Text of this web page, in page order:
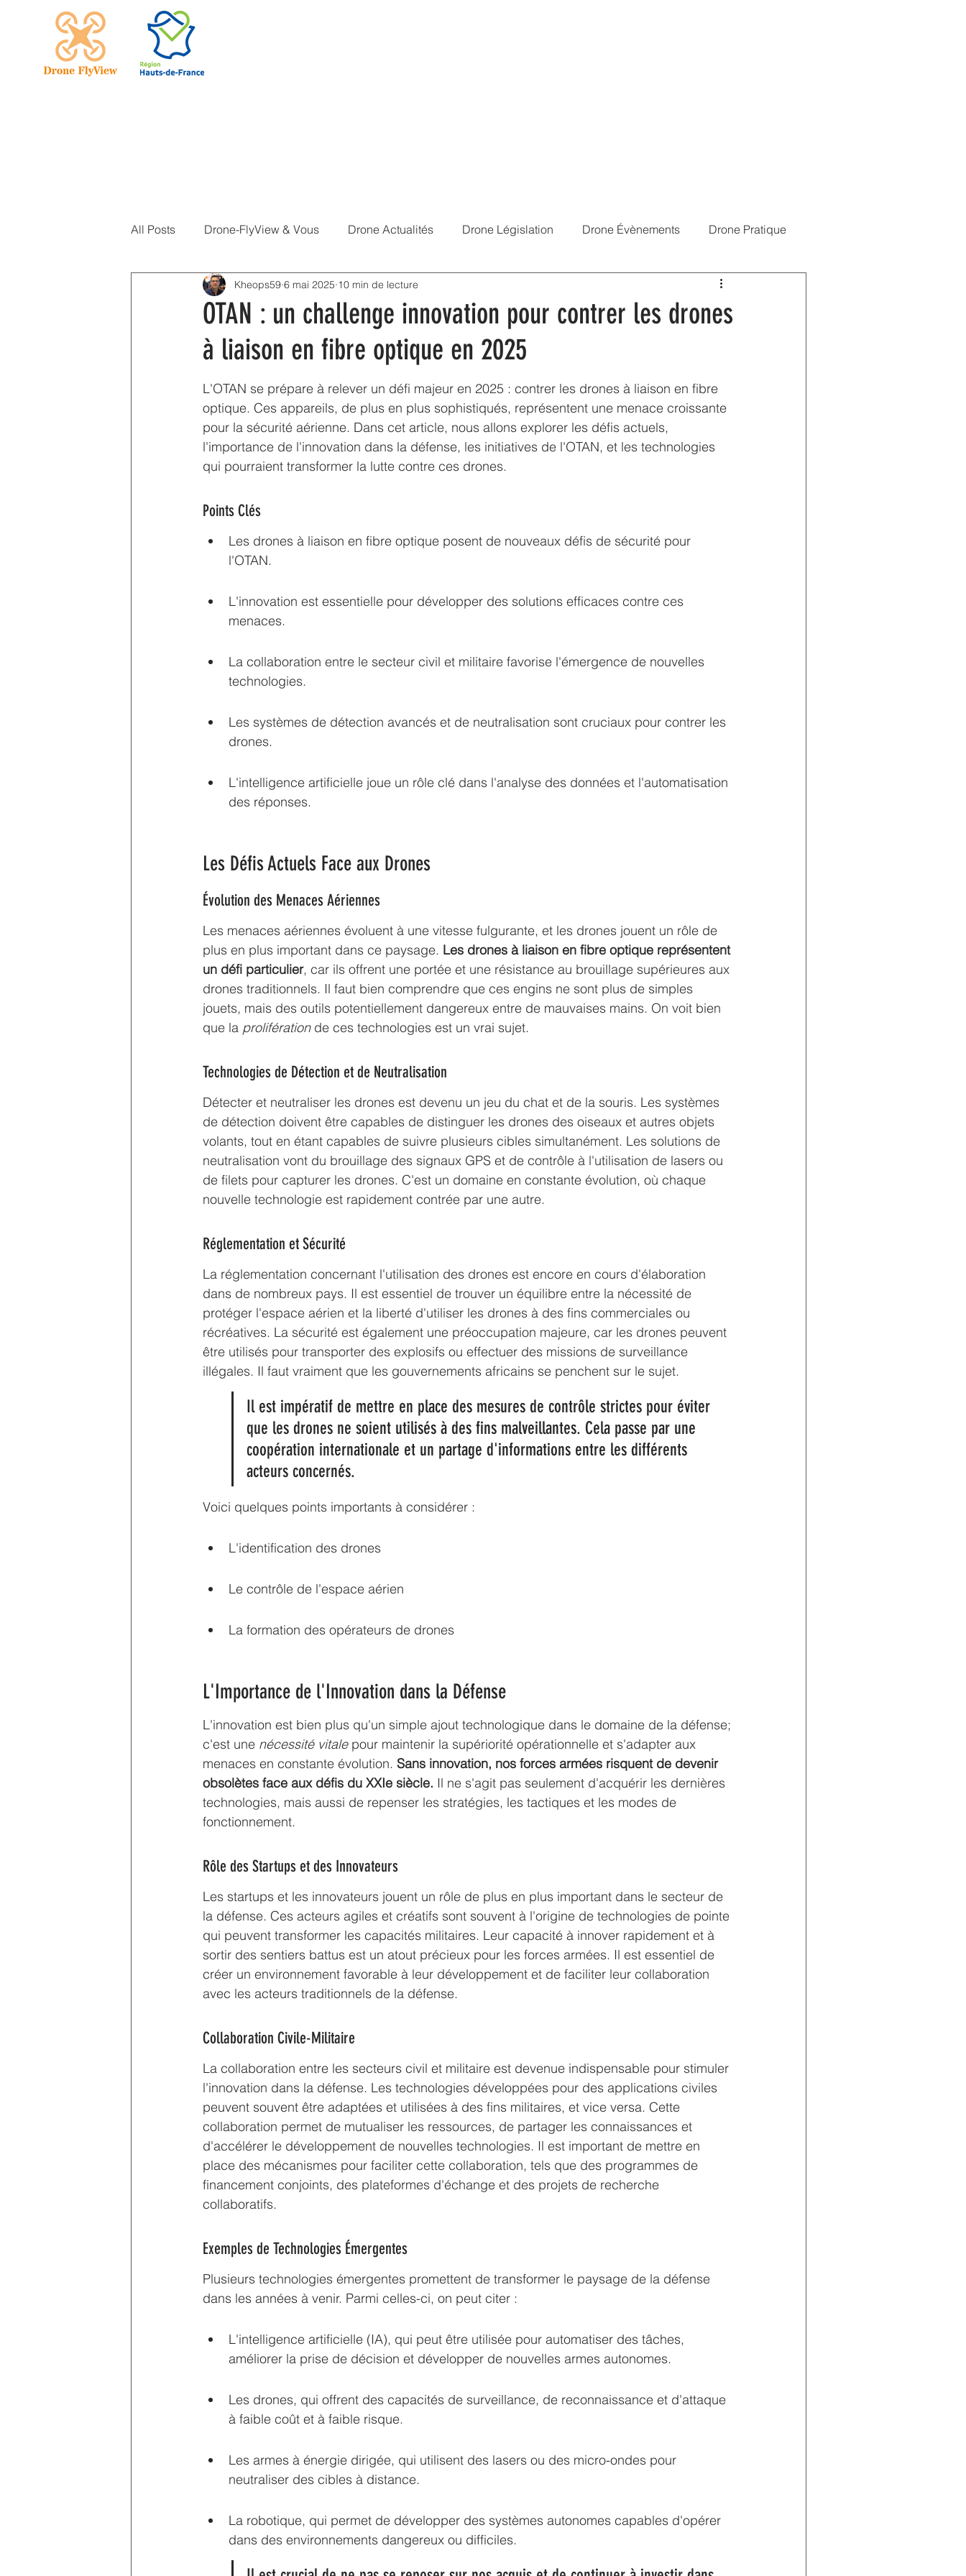
All Posts Drone-FlyView & Vous Drone Actualités Drone Législation Drone Évènements Drone Pratique
Actualités DJI
OTAN : un challenge innovation pour contrer les drones
à liaison en fibre optique en 2025
Kheops59 6 mai 2025 10 min de lecture
L'OTAN se prépare à relever un défi majeur en 2025 : contrer les drones à liaison en fibre
optique. Ces appareils, de plus en plus sophistiqués, représentent une menace croissante
pour la sécurité aérienne. Dans cet article, nous allons explorer les défis actuels,
l'importance de l'innovation dans la défense, les initiatives de l'OTAN, et les technologies
qui pourraient transformer la lutte contre ces drones.
Points Clés
Les drones à liaison en fibre optique posent de nouveaux défis de sécurité pour
l'OTAN.
L'innovation est essentielle pour développer des solutions efficaces contre ces
menaces.
La collaboration entre le secteur civil et militaire favorise l'émergence de nouvelles
technologies.
Les systèmes de détection avancés et de neutralisation sont cruciaux pour contrer les
drones.
L'intelligence artificielle joue un rôle clé dans l'analyse des données et l'automatisation
des réponses.
Les Défis Actuels Face aux Drones
Évolution des Menaces Aériennes
Les menaces aériennes évoluent à une vitesse fulgurante, et les drones jouent un rôle de
plus en plus important dans ce paysage. Les drones à liaison en fibre optique représentent
un défi particulier, car ils offrent une portée et une résistance au brouillage supérieures aux
drones traditionnels. Il faut bien comprendre que ces engins ne sont plus de simples
jouets, mais des outils potentiellement dangereux entre de mauvaises mains. On voit bien
que la prolifération de ces technologies est un vrai sujet.
Technologies de Détection et de Neutralisation
Détecter et neutraliser les drones est devenu un jeu du chat et de la souris. Les systèmes
de détection doivent être capables de distinguer les drones des oiseaux et autres objets
volants, tout en étant capables de suivre plusieurs cibles simultanément. Les solutions de
neutralisation vont du brouillage des signaux GPS et de contrôle à l'utilisation de lasers ou
de filets pour capturer les drones. C'est un domaine en constante évolution, où chaque
nouvelle technologie est rapidement contrée par une autre.
Réglementation et Sécurité
La réglementation concernant l'utilisation des drones est encore en cours d'élaboration
dans de nombreux pays. Il est essentiel de trouver un équilibre entre la nécessité de
protéger l'espace aérien et la liberté d'utiliser les drones à des fins commerciales ou
récréatives. La sécurité est également une préoccupation majeure, car les drones peuvent
être utilisés pour transporter des explosifs ou effectuer des missions de surveillance
illégales. Il faut vraiment que les gouvernements africains se penchent sur le sujet.
Il est impératif de mettre en place des mesures de contrôle strictes pour éviter
que les drones ne soient utilisés à des fins malveillantes. Cela passe par une
coopération internationale et un partage d'informations entre les différents
acteurs concernés.
Voici quelques points importants à considérer :
L'identification des drones
Le contrôle de l'espace aérien
La formation des opérateurs de drones
L'Importance de l'Innovation dans la Défense
L'innovation est bien plus qu'un simple ajout technologique dans le domaine de la défense;
c'est une nécessité vitale pour maintenir la supériorité opérationnelle et s'adapter aux
menaces en constante évolution. Sans innovation, nos forces armées risquent de devenir
obsolètes face aux défis du XXIe siècle. Il ne s'agit pas seulement d'acquérir les dernières
technologies, mais aussi de repenser les stratégies, les tactiques et les modes de
fonctionnement.
Rôle des Startups et des Innovateurs
Les startups et les innovateurs jouent un rôle de plus en plus important dans le secteur de
la défense. Ces acteurs agiles et créatifs sont souvent à l'origine de technologies de pointe
qui peuvent transformer les capacités militaires. Leur capacité à innover rapidement et à
sortir des sentiers battus est un atout précieux pour les forces armées. Il est essentiel de
créer un environnement favorable à leur développement et de faciliter leur collaboration
avec les acteurs traditionnels de la défense.
Collaboration Civile-Militaire
La collaboration entre les secteurs civil et militaire est devenue indispensable pour stimuler
l'innovation dans la défense. Les technologies développées pour des applications civiles
peuvent souvent être adaptées et utilisées à des fins militaires, et vice versa. Cette
collaboration permet de mutualiser les ressources, de partager les connaissances et
d'accélérer le développement de nouvelles technologies. Il est important de mettre en
place des mécanismes pour faciliter cette collaboration, tels que des programmes de
financement conjoints, des plateformes d'échange et des projets de recherche
collaboratifs.
Exemples de Technologies Émergentes
Plusieurs technologies émergentes promettent de transformer le paysage de la défense
dans les années à venir. Parmi celles-ci, on peut citer :
L'intelligence artificielle (IA), qui peut être utilisée pour automatiser des tâches,
améliorer la prise de décision et développer de nouvelles armes autonomes.
Les drones, qui offrent des capacités de surveillance, de reconnaissance et d'attaque
à faible coût et à faible risque.
Les armes à énergie dirigée, qui utilisent des lasers ou des micro-ondes pour
neutraliser des cibles à distance.
La robotique, qui permet de développer des systèmes autonomes capables d'opérer
dans des environnements dangereux ou difficiles.